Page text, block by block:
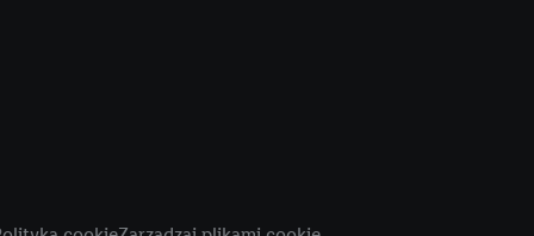
usług Lidl. W
Zgodę na
celów marketingu